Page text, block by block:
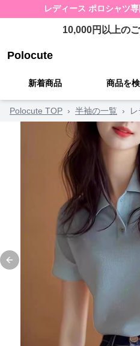
レディース ポロシャツ
10,000円以上の
Polocute
新着商品 商品を
Polocute TOP › 半袖の一覧 ›
Previous slide